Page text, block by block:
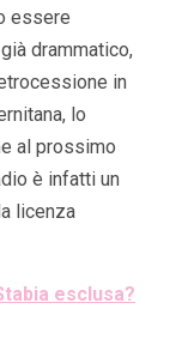
essere
drammatico,
in
lo
al prossimo
è infatti un
licenza
esclusa?